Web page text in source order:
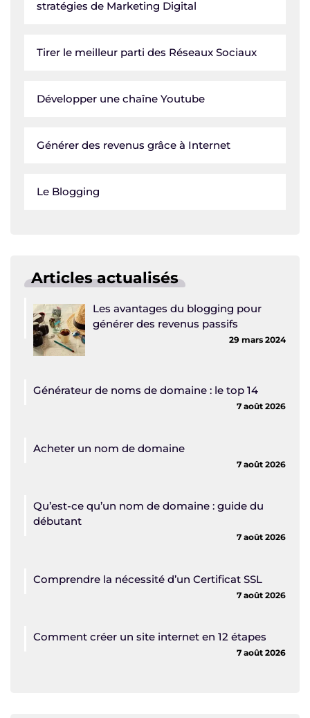
stratégies de Marketing Digital
Tirer le meilleur parti des Réseaux Sociaux
Développer une chaîne Youtube
Générer des revenus grâce à Internet
Le Blogging
Articles actualisés
Les avantages du blogging pour
générer des revenus passifs
29 mars 2024
Générateur de noms de domaine : le top 14
7 août 2026
Acheter un nom de domaine
7 août 2026
Qu’est-ce qu’un nom de domaine : guide du
débutant
7 août 2026
Comprendre la nécessité d’un Certificat SSL
7 août 2026
Comment créer un site internet en 12 étapes
7 août 2026